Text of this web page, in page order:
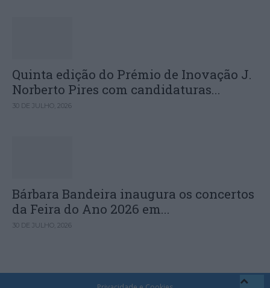
Quinta edição do Prémio de Inovação J.
Norberto Pires com candidaturas...
30 DE JULHO, 2026
Bárbara Bandeira inaugura os concertos
da Feira do Ano 2026 em...
30 DE JULHO, 2026